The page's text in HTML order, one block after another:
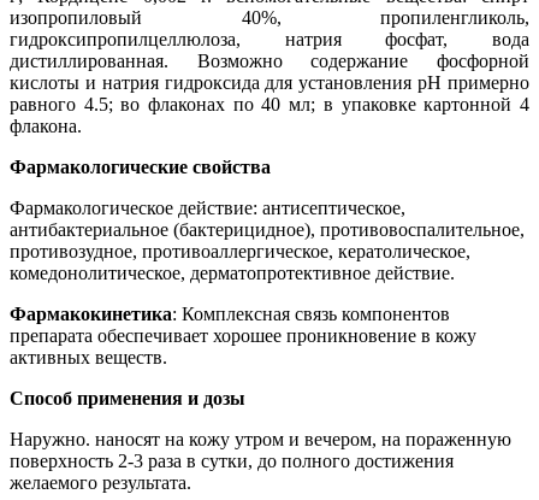
изопропиловый 40%, пропиленгликоль,
гидроксипропилцеллюлоза, натрия фосфат, вода
дистиллированная. Возможно содержание фосфорной
кислоты и натрия гидроксида для установления pH примерно
равного 4.5; во флаконах по 40 мл; в упаковке картонной 4
флакона.
Фармакологические свойства
Фармакологическое действие: антисептическое,
антибактериальное (бактерицидное), противовоспалительное,
противозудное, противоаллергическое, кератолическое,
комедонолитическое, дерматопротективное действие.
Фармакокинетика: Комплексная связь компонентов
препарата обеспечивает хорошее проникновение в кожу
активных веществ.
Способ применения и дозы
Наружно. наносят на кожу утром и вечером, на пораженную
поверхность 2-3 раза в сутки, до полного достижения
желаемого результата.